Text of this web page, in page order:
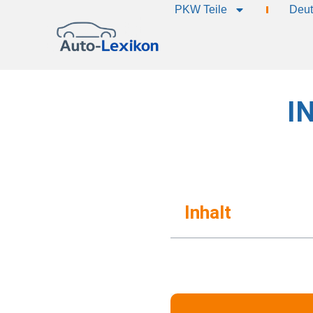
PKW Teile
Inhalt